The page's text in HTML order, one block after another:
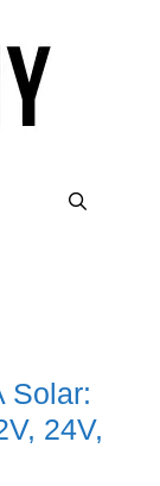
Solar:
24V,